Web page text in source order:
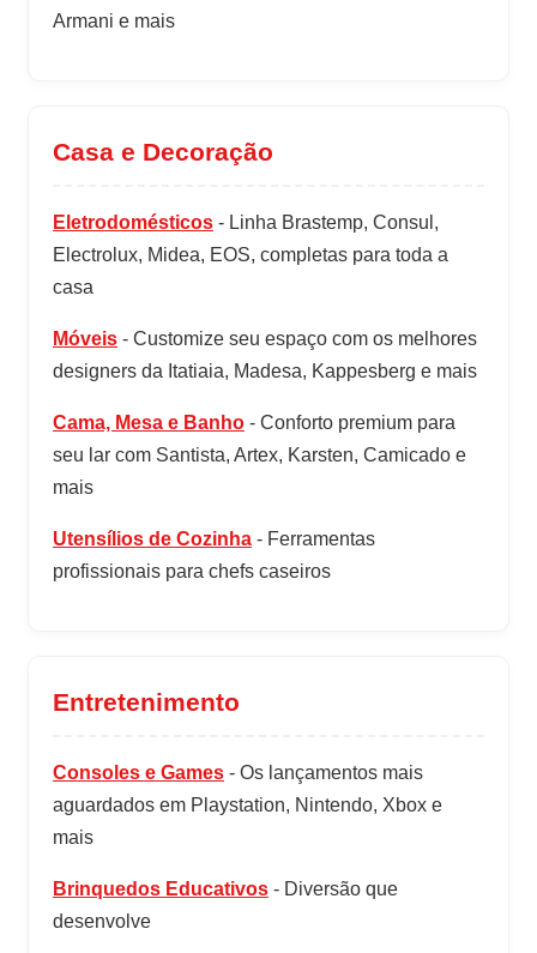
Armani e mais
Casa e Decoração
Eletrodomésticos - Linha Brastemp, Consul,
Electrolux, Midea, EOS, completas para toda a
casa
Móveis - Customize seu espaço com os melhores
designers da Itatiaia, Madesa, Kappesberg e mais
Cama, Mesa e Banho - Conforto premium para
seu lar com Santista, Artex, Karsten, Camicado e
mais
Utensílios de Cozinha - Ferramentas
profissionais para chefs caseiros
Entretenimento
Consoles e Games - Os lançamentos mais
aguardados em Playstation, Nintendo, Xbox e
mais
Brinquedos Educativos - Diversão que
desenvolve